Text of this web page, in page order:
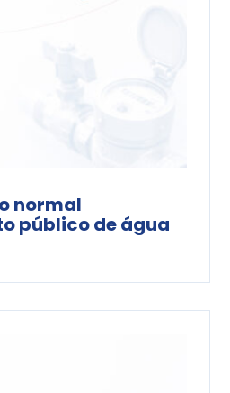
normal
público de água